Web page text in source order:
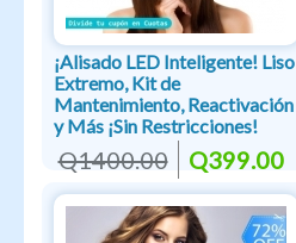
¡Alisado LED Inteligente! Liso
Extremo, Kit de
Mantenimiento, Reactivación
y Más ¡Sin Restricciones!
Q1400.00 Q399.00